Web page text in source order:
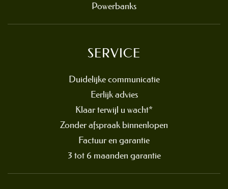
Powerbanks
SERVICE
Duidelijke communicatie
Eerlijk advies
Klaar terwijl u wacht*
Zonder afspraak binnenlopen
Factuur en garantie
3 tot 6 maanden garantie